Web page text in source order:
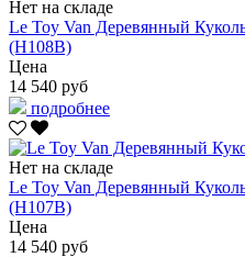
Нет на складе
Le Toy Van Деревянный
(H108B)
Цена
14 540 руб
подробнее
Нет на складе
Le Toy Van Деревянный
(H107B)
Цена
14 540 руб